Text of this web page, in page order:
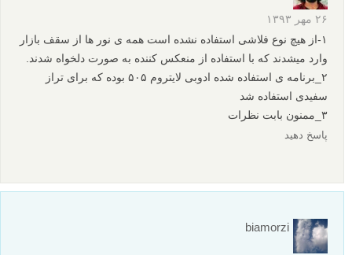
۲۶ مهر ۱۳۹۳
۱-از هیچ نوع فلاشی استفاده نشده است همه ی نور ها از سقف بازار
وارد میشدند که با استفاده از منعکس کننده به صورت دلخواه شدند.‌‍‌
۲_برنامه ی استفاده شده ادوبی لایتروم ۵۰۵ بوده که برای تراز
سفیدی استفاده شد
۳_ممنون بابت نظرات
پاسخ دهید
biamorzi